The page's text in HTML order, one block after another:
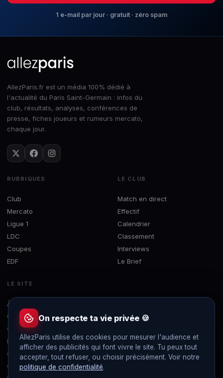
1 e-mail par jour · gratuit · zéro spam
AllezParis.fr est un média 100% dédié à
l'actualité du Paris Saint-Germain : infos du
club, résultats, analyses, conférences de
presse, fiches joueurs et rumeurs mercato,
chaque jour.
RUBRIQUES
Club
Mercato
Ligue 1
LDC
Coupes
EDF
LE CLUB
Match en direct
Effectif
Calendrier
Classement
Interviews
Le Brief
LE SITE
À propos
Concours
Contact
Mentions légales
Confidentialité
Gérer les cookies
On respecte ta vie privée 🍪
AllezParis utilise des cookies pour mesurer l'audience et
afficher des publicités qui font vivre le site. Tu peux tout
accepter, tout refuser, ou choisir précisément. Voir notre
politique de confidentialité.